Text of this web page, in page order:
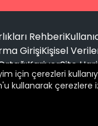
Filtrele
Rehberi
GirişiKişisel
KariyerSite
-
için çerezleri
kullanarak çerezlere